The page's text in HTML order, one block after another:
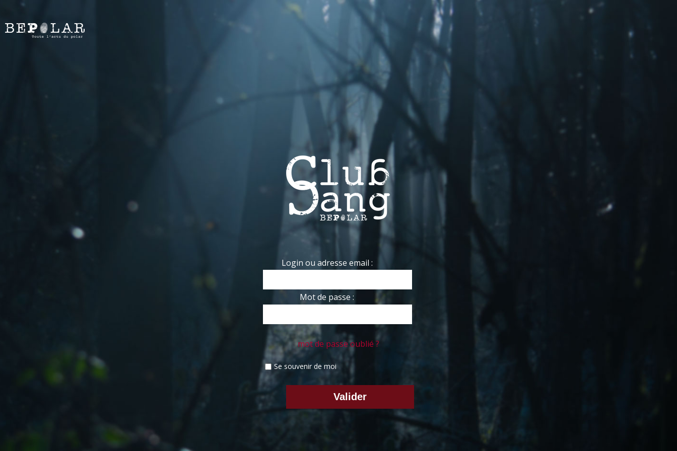
Login ou adresse email :
Mot de passe :
mot de passe oublié ?
Se souvenir de moi